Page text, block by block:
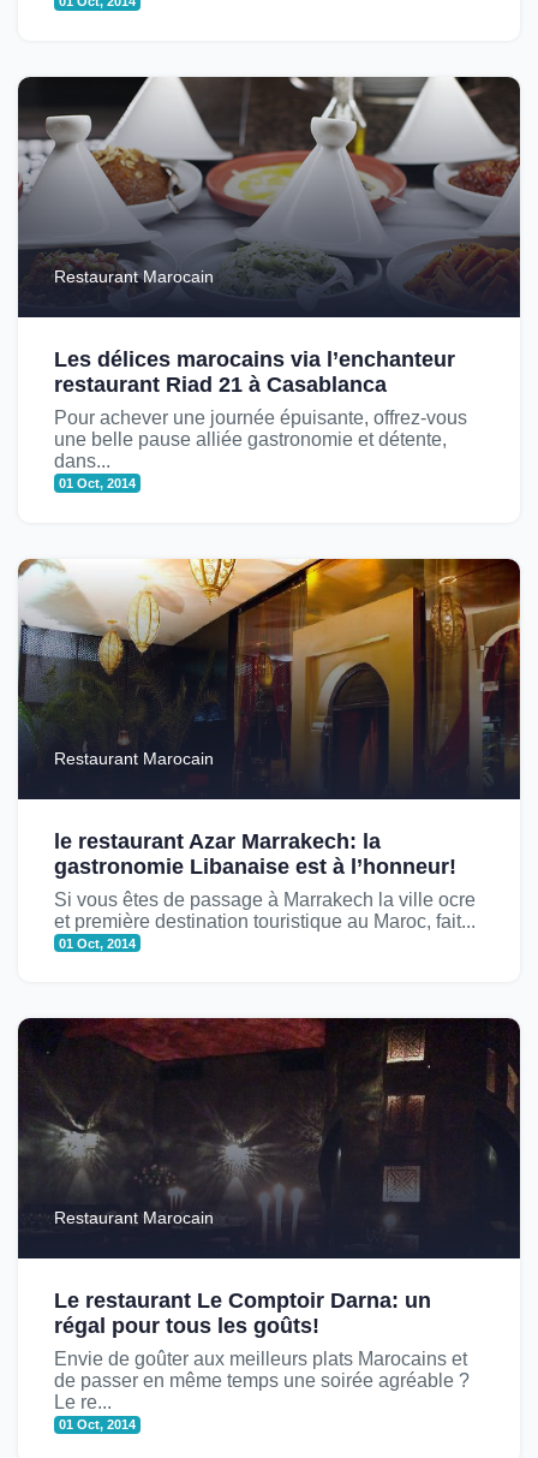
Restaurant Marocain
Les délices marocains via l’enchanteur
restaurant Riad 21 à Casablanca
Pour achever une journée épuisante, offrez-vous
une belle pause alliée gastronomie et détente,
dans...
01 Oct, 2014
Restaurant Marocain
le restaurant Azar Marrakech: la
gastronomie Libanaise est à l’honneur!
Si vous êtes de passage à Marrakech la ville ocre
et première destination touristique au Maroc, fait...
01 Oct, 2014
Restaurant Marocain
Le restaurant Le Comptoir Darna: un
régal pour tous les goûts!
Envie de goûter aux meilleurs plats Marocains et
de passer en même temps une soirée agréable ?
Le re...
01 Oct, 2014